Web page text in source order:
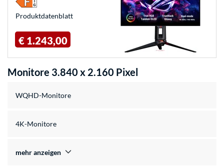
Produkt­datenblatt
€ 1.243,00
Monitore 3.840 x 2.160 Pixel
WQHD-Monitore
4K-Monitore
mehr anzeigen